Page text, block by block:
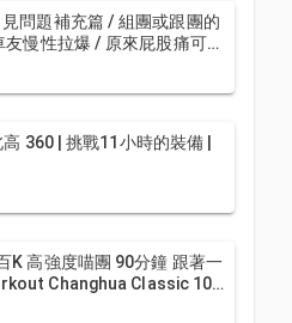
問題補充篇 / 組團或跟團的
慢性拉爆 / 原來屁股痛可能
法 / 公路車 / CT Yeh
360 | 挑戰11小時的裝備 |
K 高強度喵團 90分鐘 跟著一
Changhua Classic 100